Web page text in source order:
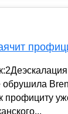
обрушила
профициту